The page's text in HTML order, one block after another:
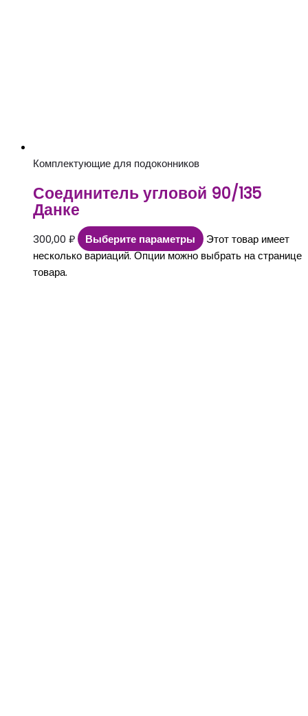
Комплектующие для подоконников
Соединитель угловой 90/135
Данке
300,00 ₽ Выберите параметры
Этот товар имеет
несколько вариаций. Опции можно выбрать на странице
товара.